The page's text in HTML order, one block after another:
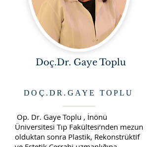
Doç.Dr. Gaye Toplu
DOÇ.DR.GAYE TOPLU
Op. Dr. Gaye Toplu , İnönü
Üniversitesi Tıp Fakültesi’nden mezun
olduktan sonra Plastik, Rekonstrüktif